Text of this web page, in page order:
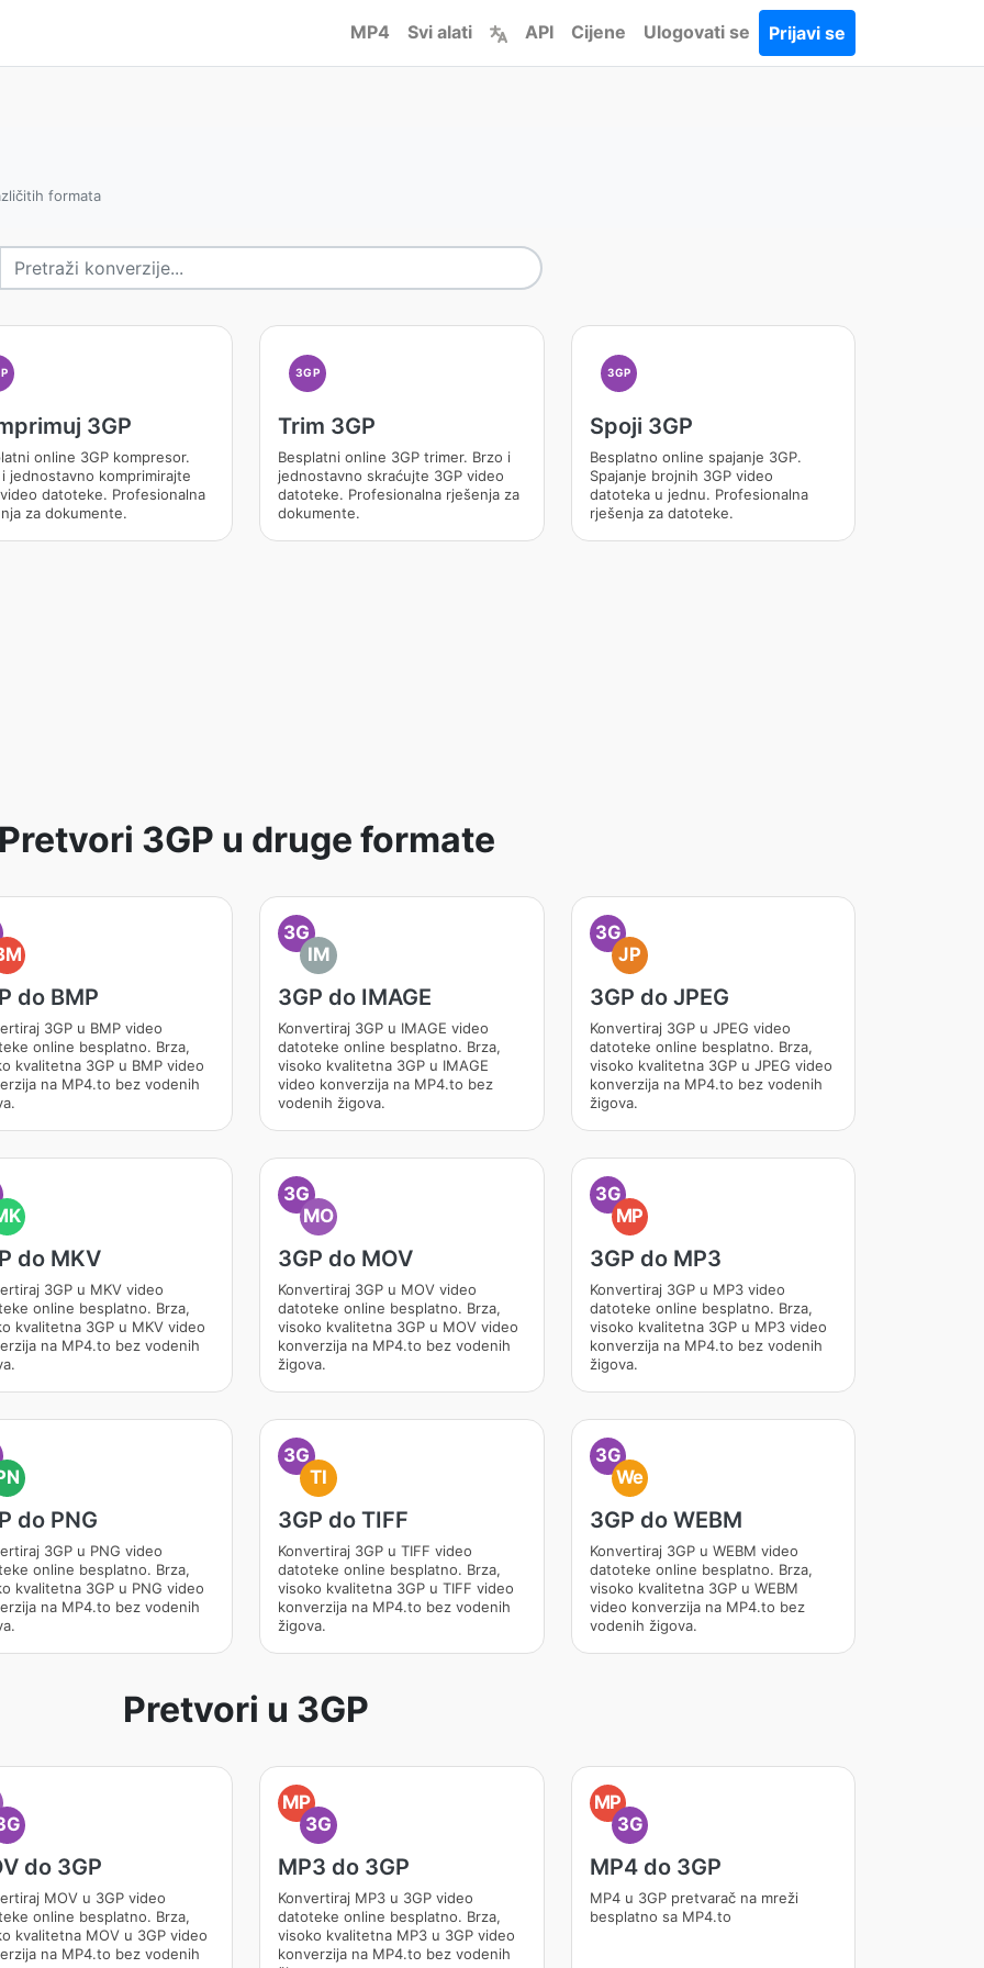
MP4 Svi alati API Cijene Ulogovati se Prijavi se
formata
3GP
online 3GP kompresor.
jednostavno komprimirajte
datoteke. Profesionalna
za dokumente.
3GP
Trim 3GP
Besplatni online 3GP trimer. Brzo i
jednostavno skraćujte 3GP video
datoteke. Profesionalna rješenja za
dokumente.
3GP
Spoji 3GP
Besplatno online spajanje 3GP.
Spajanje brojnih 3GP video
datoteka u jednu. Profesionalna
rješenja za datoteke.
3GP u druge formate
do BMP
3GP u BMP video
online besplatno. Brza,
kvalitetna 3GP u BMP video
na MP4.to bez vodenih
3G
IM
3GP do IMAGE
Konvertiraj 3GP u IMAGE video
datoteke online besplatno. Brza,
visoko kvalitetna 3GP u IMAGE
video konverzija na MP4.to bez
vodenih žigova.
3G
JP
3GP do JPEG
Konvertiraj 3GP u JPEG video
datoteke online besplatno. Brza,
visoko kvalitetna 3GP u JPEG video
konverzija na MP4.to bez vodenih
žigova.
do MKV
3GP u MKV video
online besplatno. Brza,
kvalitetna 3GP u MKV video
na MP4.to bez vodenih
3G
MO
3GP do MOV
Konvertiraj 3GP u MOV video
datoteke online besplatno. Brza,
visoko kvalitetna 3GP u MOV video
konverzija na MP4.to bez vodenih
žigova.
3G
MP
3GP do MP3
Konvertiraj 3GP u MP3 video
datoteke online besplatno. Brza,
visoko kvalitetna 3GP u MP3 video
konverzija na MP4.to bez vodenih
žigova.
do PNG
3GP u PNG video
online besplatno. Brza,
kvalitetna 3GP u PNG video
na MP4.to bez vodenih
3G
TI
3GP do TIFF
Konvertiraj 3GP u TIFF video
datoteke online besplatno. Brza,
visoko kvalitetna 3GP u TIFF video
konverzija na MP4.to bez vodenih
žigova.
3G
We
3GP do WEBM
Konvertiraj 3GP u WEBM video
datoteke online besplatno. Brza,
visoko kvalitetna 3GP u WEBM
video konverzija na MP4.to bez
vodenih žigova.
Pretvori u 3GP
do 3GP
MOV u 3GP video
online besplatno. Brza,
kvalitetna MOV u 3GP video
na MP4.to bez vodenih
MP
3G
MP3 do 3GP
Konvertiraj MP3 u 3GP video
datoteke online besplatno. Brza,
visoko kvalitetna MP3 u 3GP video
konverzija na MP4.to bez vodenih
MP
3G
MP4 do 3GP
MP4 u 3GP pretvarač na mreži
besplatno sa MP4.to